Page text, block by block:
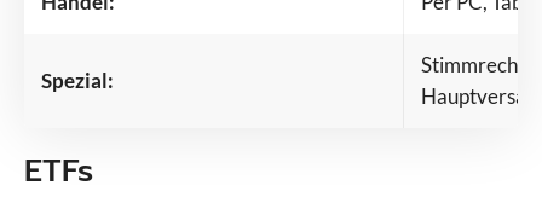
Spezial:
Stimmrecht
ETFs